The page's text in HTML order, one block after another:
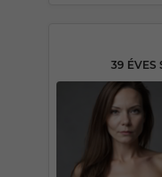
39 ÉVES